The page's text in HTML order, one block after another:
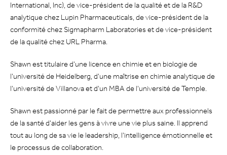
International, Inc), de vice-président de la qualité et de la R&D
analytique chez Lupin Pharmaceuticals, de vice-président de la
conformité chez Sigmapharm Laboratories et de vice-président
de la qualité chez URL Pharma.
Shawn est titulaire d'une licence en chimie et en biologie de
l'université de Heidelberg, d'une maîtrise en chimie analytique de
l'université de Villanova et d'un MBA de l'université de Temple.
Shawn est passionné par le fait de permettre aux professionnels
de la santé d'aider les gens à vivre une vie plus saine. Il apprend
tout au long de sa vie le leadership, l'intelligence émotionnelle et
le processus de collaboration.